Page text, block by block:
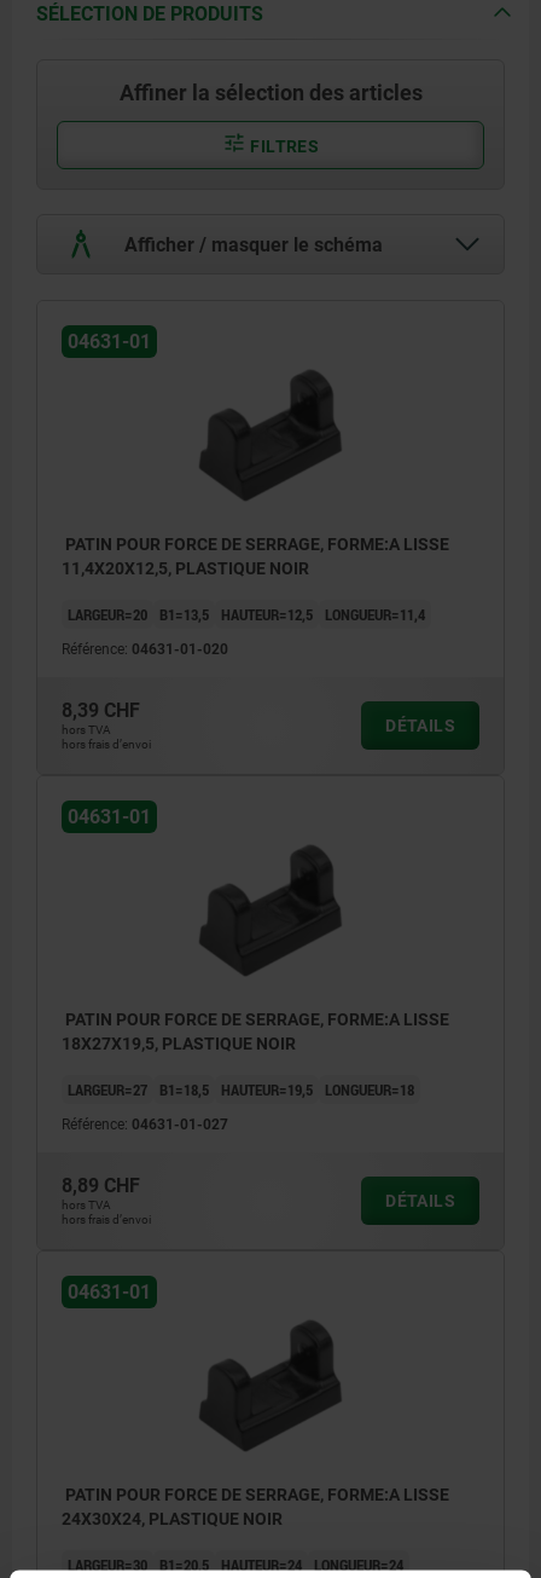
SÉLECTION DE PRODUITS
Affiner la sélection des articles
FILTRES
Afficher / masquer le schéma
04631-01
PATIN POUR FORCE DE SERRAGE, FORME:A LISSE
11,4X20X12,5, PLASTIQUE NOIR
LARGEUR=20 B1=13,5 HAUTEUR=12,5 LONGUEUR=11,4
Référence: 04631-01-020
8,39 CHF
hors TVA
hors frais d’envoi
DÉTAILS
04631-01
PATIN POUR FORCE DE SERRAGE, FORME:A LISSE
18X27X19,5, PLASTIQUE NOIR
LARGEUR=27 B1=18,5 HAUTEUR=19,5 LONGUEUR=18
Référence: 04631-01-027
8,89 CHF
hors TVA
hors frais d’envoi
DÉTAILS
04631-01
PATIN POUR FORCE DE SERRAGE, FORME:A LISSE
24X30X24, PLASTIQUE NOIR
LARGEUR=30 B1=20,5 HAUTEUR=24 LONGUEUR=24